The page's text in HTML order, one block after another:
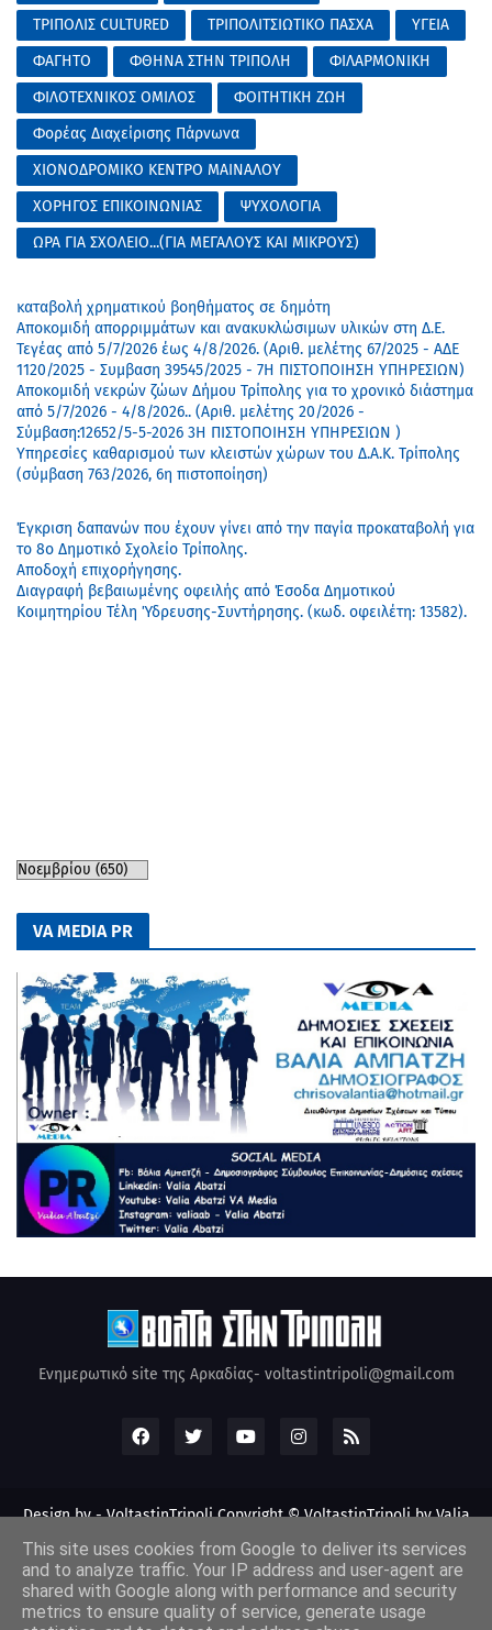
ΤΡΙΠΟΛΙΣ CULTURED
ΤΡΙΠΟΛΙΤΣΙΩΤΙΚΟ ΠΑΣΧΑ
ΥΓΕΙΑ
ΦΑΓΗΤΟ
ΦΘΗΝΑ ΣΤΗΝ ΤΡΙΠΟΛΗ
ΦΙΛΑΡΜΟΝΙΚΗ
ΦΙΛΟΤΕΧΝΙΚΟΣ ΟΜΙΛΟΣ
ΦΟΙΤΗΤΙΚΗ ΖΩΗ
Φορέας Διαχείρισης Πάρνωνα
ΧΙΟΝΟΔΡΟΜΙΚΟ ΚΕΝΤΡΟ ΜΑΙΝΑΛΟΥ
ΧΟΡΗΓΟΣ ΕΠΙΚΟΙΝΩΝΙΑΣ
ΨΥΧΟΛΟΓΙΑ
ΩΡΑ ΓΙΑ ΣΧΟΛΕΙΟ...(ΓΙΑ ΜΕΓΑΛΟΥΣ ΚΑΙ ΜΙΚΡΟΥΣ)
καταβολή χρηματικού βοηθήματος σε δημότη
Αποκομιδή απορριμμάτων και ανακυκλώσιμων υλικών στη Δ.Ε.
Τεγέας από 5/7/2026 έως 4/8/2026. (Αριθ. μελέτης 67/2025 - ΑΔΕ
1120/2025 - Συμβαση 39545/2025 - 7Η ΠΙΣΤΟΠΟΙΗΣΗ ΥΠΗΡΕΣΙΩΝ)
Αποκομιδή νεκρών ζώων Δήμου Τρίπολης για το χρονικό διάστημα
από 5/7/2026 - 4/8/2026.. (Αριθ. μελέτης 20/2026 -
Σύμβαση:12652/5-5-2026 3Η ΠΙΣΤΟΠΟΙΗΣΗ ΥΠΗΡΕΣΙΩΝ )
Υπηρεσίες καθαρισμού των κλειστών χώρων του Δ.Α.Κ. Τρίπολης
(σύμβαση 763/2026, 6η πιστοποίηση)
Έγκριση δαπανών που έχουν γίνει από την παγία προκαταβολή για
το 8ο Δημοτικό Σχολείο Τρίπολης.
Αποδοχή επιχορήγησης.
Διαγραφή βεβαιωμένης οφειλής από Έσοδα Δημοτικού
Κοιμητηρίου Τέλη Ύδρευσης-Συντήρησης. (κωδ. οφειλέτη: 13582).
VA MEDIA PR
Ενημερωτικό site της Αρκαδίας- voltastintripoli@gmail.com
Design by -VoltastinTripoliCopyright © VoltastinTripoli by Valia
This site uses cookies from Google to deliver its services
and to analyze traffic. Your IP address and user-agent are
shared with Google along with performance and security
metrics to ensure quality of service, generate usage